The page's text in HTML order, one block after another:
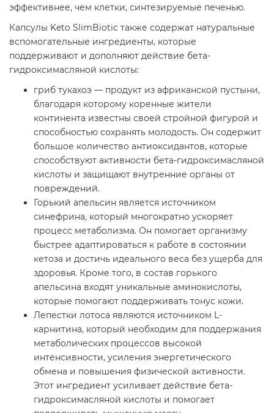
эффективнее, чем клетки, синтезируемые печенью.
Капсулы Keto SlimBiotic также содержат натуральные
вспомогательные ингредиенты, которые
поддерживают и дополняют действие бета-
гидроксимасляной кислоты:
гриб тукахоэ — продукт из африканской пустыни,
благодаря которому коренные жители
континента известны своей стройной фигурой и
способностью сохранять молодость. Он содержит
большое количество антиоксидантов, которые
способствуют активности бета-гидроксимасляной
кислоты и защищают внутренние органы от
повреждений.
Горький апельсин является источником
синефрина, который многократно ускоряет
процесс метаболизма. Он помогает организму
быстрее адаптироваться к работе в состоянии
кетоза и достичь идеального веса без ущерба для
здоровья. Кроме того, в состав горького
апельсина входят уникальные аминокислоты,
которые помогают поддерживать тонус кожи.
Лепестки лотоса являются источником L-
карнитина, который необходим для поддержания
метаболических процессов высокой
интенсивности, усиления энергетического
обмена и повышения физической активности.
Этот ингредиент усиливает действие бета-
гидроксимасляной кислоты и помогает